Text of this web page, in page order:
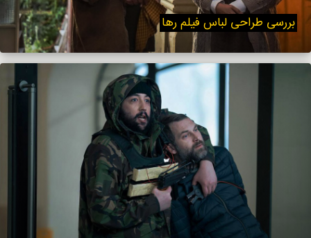
بررسی طراحی لباس فیلم رها